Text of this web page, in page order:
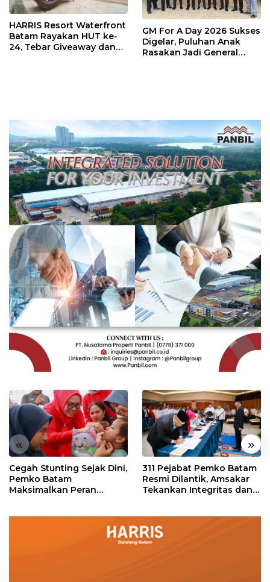
HARRIS Resort Waterfront
Batam Rayakan HUT ke-
24, Tebar Giveaway dan
GM For A Day 2026 Sukses
Digelar, Puluhan Anak
Rasakan Jadi General
« »
Cegah Stunting Sejak Dini,
Pemko Batam
Maksimalkan Peran
311 Pejabat Pemko Batam
Resmi Dilantik, Amsakar
Tekankan Integritas dan